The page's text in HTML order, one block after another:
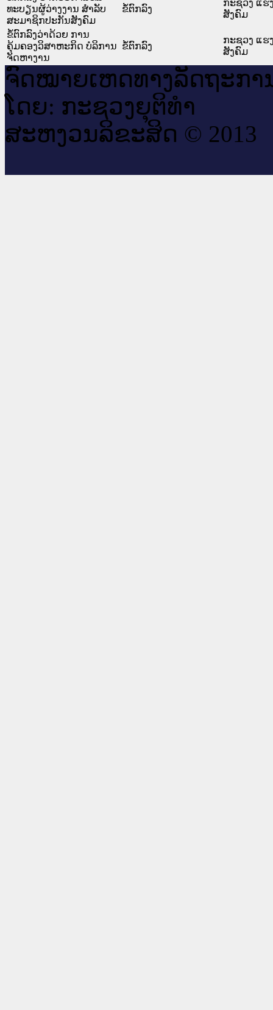
ທະບຽນຜູ້ວ່າງງານ ສໍາລັບ
ສະມາຊິກປະກັນສັງຄົມ
ຂໍ້ຕົກລົງ
ກະຊວງ ແຮ
ສັງຄົມ
ຂໍ້ຕົກລົງວ່າດ້ວຍ ການ
ຄຸ້ມຄອງວິສາຫະກິດ ບໍລິການ
ຈັດຫາງານ
ຂໍ້ຕົກລົງ
ກະຊວງ ແຮ
ສັງຄົມ
ຈົດ​ໝາຍ​ເຫດ​ທາງ​ລັດ​ຖະ​ກາ
ໂດຍ: ກະ​ຊວງຍຸ​ຕິ​ທຳ
ສະ​ຫງວນ​ລິ​ຂະ​ສິດ © 2013